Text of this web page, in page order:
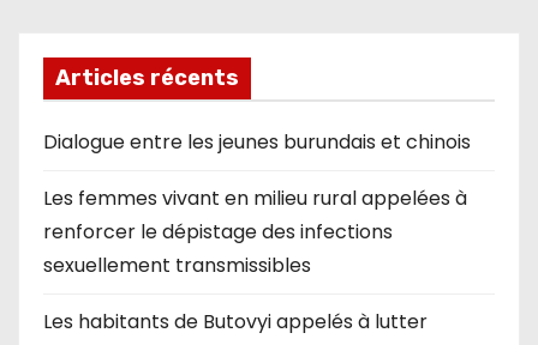
Articles récents
Dialogue entre les jeunes burundais et chinois
Les femmes vivant en milieu rural appelées à
renforcer le dépistage des infections
sexuellement transmissibles
Les habitants de Butovyi appelés à lutter